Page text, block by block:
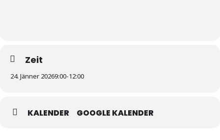
Zeit
24. Jänner 20269:00-12:00
KALENDER GOOGLE KALENDER